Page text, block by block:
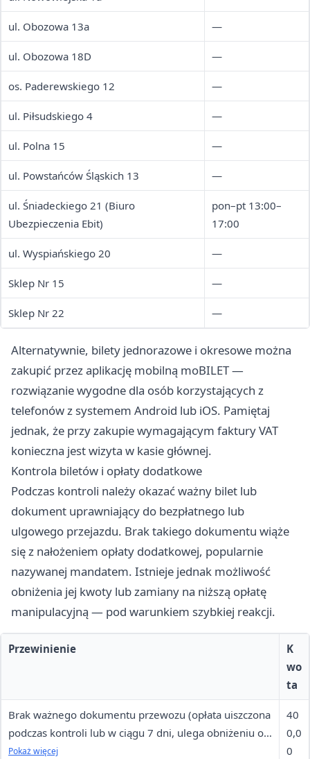
ul. Obozowa 13a —
ul. Obozowa 18D —
os. Paderewskiego 12 —
ul. Piłsudskiego 4 —
ul. Polna 15 —
ul. Powstańców Śląskich 13 —
ul. Śniadeckiego 21 (Biuro
Ubezpieczenia Ebit)
pon–pt 13:00–
17:00
ul. Wyspiańskiego 20 —
Sklep Nr 15 —
Sklep Nr 22 —
Alternatywnie, bilety jednorazowe i okresowe można
zakupić przez aplikację mobilną moBILET —
rozwiązanie wygodne dla osób korzystających z
telefonów z systemem Android lub iOS. Pamiętaj
jednak, że przy zakupie wymagającym faktury VAT
konieczna jest wizyta w kasie głównej.
Kontrola biletów i opłaty dodatkowe
Podczas kontroli należy okazać ważny bilet lub
dokument uprawniający do bezpłatnego lub
ulgowego przejazdu. Brak takiego dokumentu wiąże
się z nałożeniem opłaty dodatkowej, popularnie
nazywanej mandatem. Istnieje jednak możliwość
obniżenia jej kwoty lub zamiany na niższą opłatę
manipulacyjną — pod warunkiem szybkiej reakcji.
Przewinienie
K
wo
ta
Brak ważnego dokumentu przewozu (opłata uiszczona
podczas kontroli lub w ciągu 7 dni, ulega obniżeniu o
20%)
Pokaż więcej
40
0,0
0